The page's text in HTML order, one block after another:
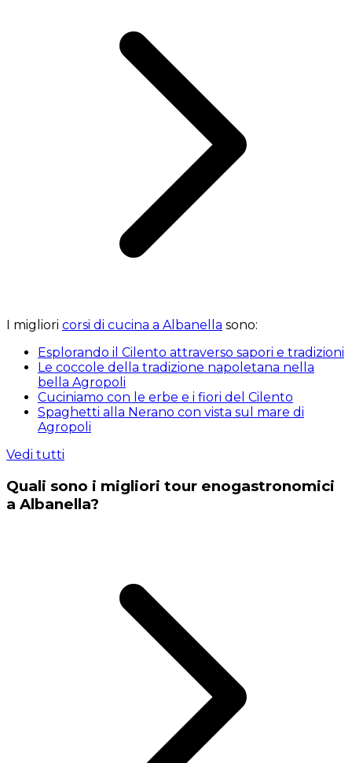
I migliori corsi di cucina a Albanella sono:
Esplorando il Cilento attraverso sapori e tradizioni
Le coccole della tradizione napoletana nella
bella Agropoli
Cuciniamo con le erbe e i fiori del Cilento
Spaghetti alla Nerano con vista sul mare di
Agropoli
Vedi tutti
Quali sono i migliori tour enogastronomici
a Albanella?